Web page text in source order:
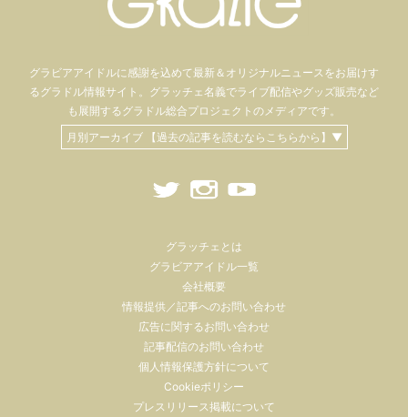
グラビアアイドルに感謝を込めて最新＆オリジナルニュースをお届けす
るグラドル情報サイト。 グラッチェ名義でライブ配信やグッズ販売など
も 展開するグラドル総合プロジェクトのメディアです。
月別アーカイブ 【過去の記事を読むならこちらから】▼
グラッチェとは
グラビアアイドル一覧
会社概要
情報提供／記事へのお問い合わせ
広告に関するお問い合わせ
記事配信のお問い合わせ
個人情報保護方針について
Cookieポリシー
プレスリリース掲載について